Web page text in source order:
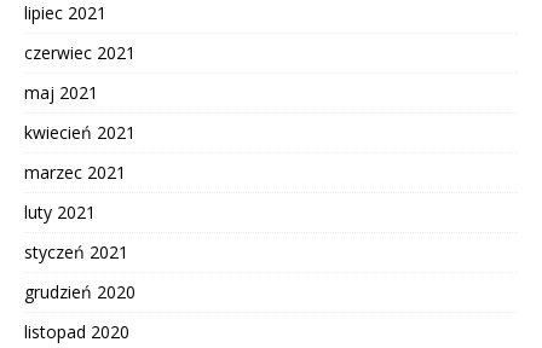
lipiec 2021
czerwiec 2021
maj 2021
kwiecień 2021
marzec 2021
luty 2021
styczeń 2021
grudzień 2020
listopad 2020